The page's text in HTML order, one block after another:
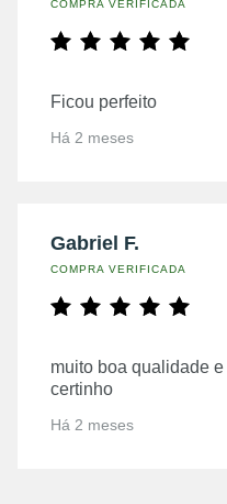
COMPRA VERIFICADA
Ficou perfeito
Há 2 meses
Gabriel F.
COMPRA VERIFICADA
muito boa qualidade
certinho
Há 2 meses